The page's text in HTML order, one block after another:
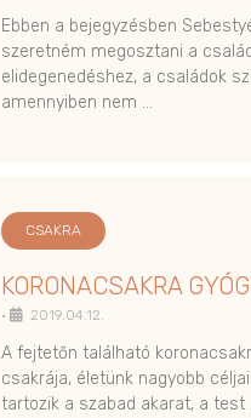
Ebben a bejegyzésben
szeretném megosztani a
elidegenedéshez, a családok
amennyiben nem …
CSAKRA
KORONACSAKRA
• 2019.04.12.
A fejtetőn található
csakrája, életünk nagyobb
tartozik a szabad akarat, a test